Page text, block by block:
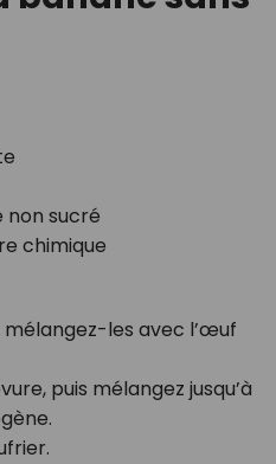
non sucré
chimique
les avec l’œuf
puis mélangez jusqu’à